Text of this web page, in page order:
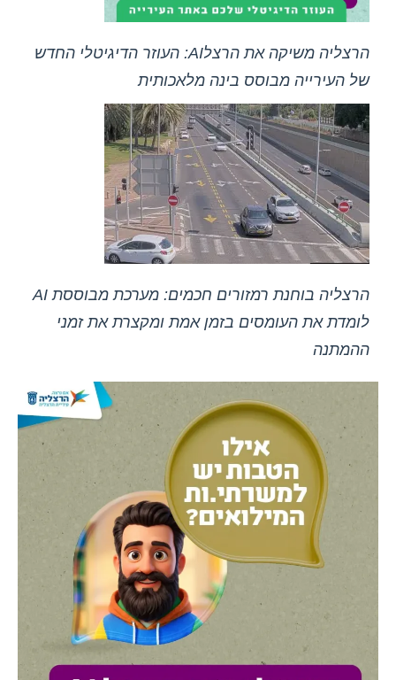
הרצליה משיקה את הרצלAI: העוזר הדיגיטלי החדש
של העירייה מבוסס בינה מלאכותית
הרצליה בוחנת רמזורים חכמים: מערכת מבוססת AI
לומדת את העומסים בזמן אמת ומקצרת את זמני
ההמתנה